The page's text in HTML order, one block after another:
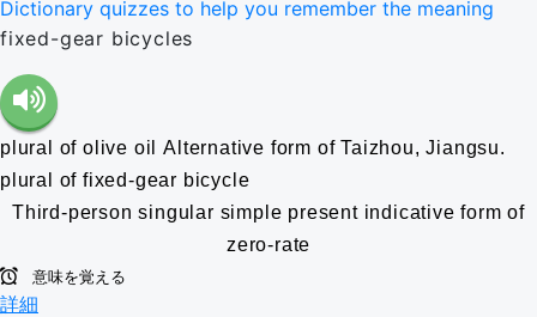
Dictionary quizzes to help you remember the meaning
fixed-gear bicycles
plural of olive oil
Alternative form of Taizhou, Jiangsu.
plural of fixed-gear bicycle
Third-person singular simple present indicative form of
zero-rate
意味を覚える
詳細